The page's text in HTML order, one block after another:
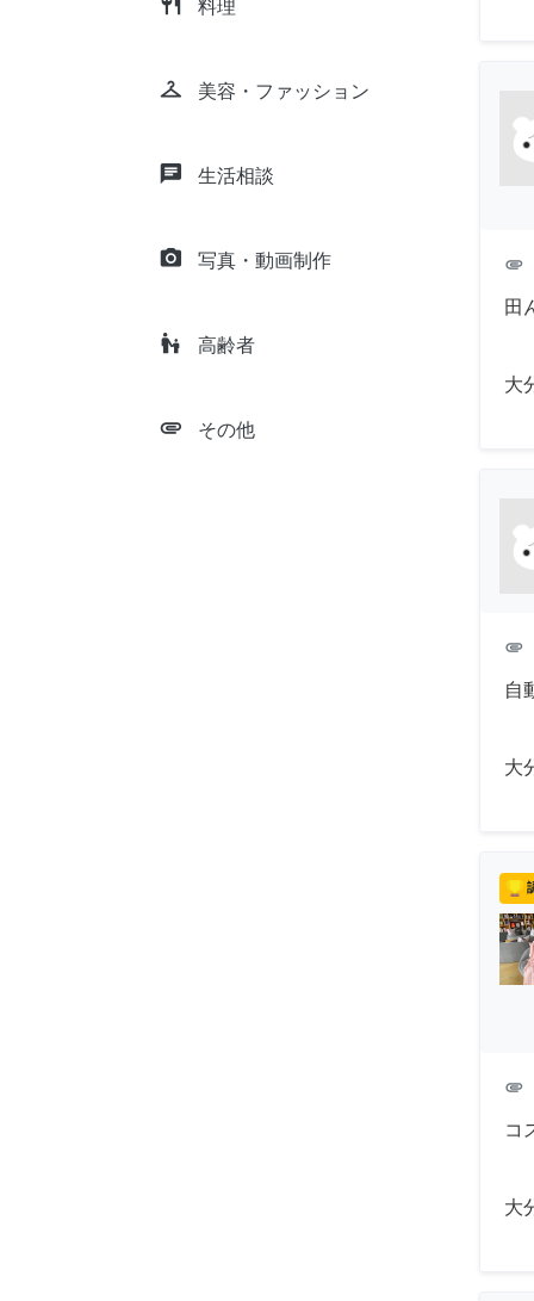
料理
checkroom 美容・ファッション
chat 生活相談
camera_alt 写真・動画制作
escalator_warning 高齢者
attachment その他
attachment
田
大
attachment
自
大
attachment
コ
大